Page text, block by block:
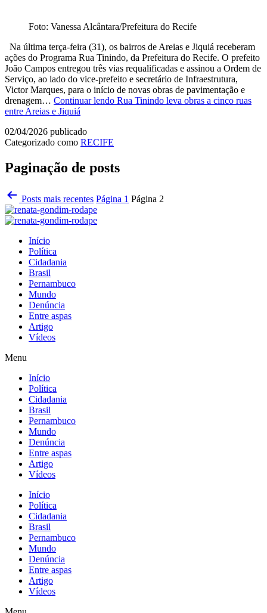
Foto: Vanessa Alcântara/Prefeitura do Recife
Na última terça-feira (31), os bairros de Areias e Jiquiá receberam
ações do Programa Rua Tinindo, da Prefeitura do Recife. O prefeito
João Campos entregou três vias requalificadas e assinou a Ordem de
Serviço, ao lado do vice-prefeito e secretário de Infraestrutura,
Victor Marques, para o início de novas obras de pavimentação e
drenagem… Continuar lendo Rua Tinindo leva obras a cinco ruas
entre Areias e Jiquiá
02/04/2026 publicado
Categorizado como RECIFE
Paginação de posts
Posts mais recentes Página 1 Página 2
Início
Política
Cidadania
Brasil
Pernambuco
Mundo
Denúncia
Entre aspas
Artigo
Vídeos
Menu
Início
Política
Cidadania
Brasil
Pernambuco
Mundo
Denúncia
Entre aspas
Artigo
Vídeos
Início
Política
Cidadania
Brasil
Pernambuco
Mundo
Denúncia
Entre aspas
Artigo
Vídeos